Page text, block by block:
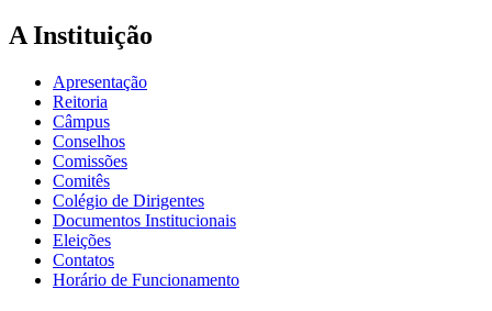
A Instituição
Apresentação
Reitoria
Câmpus
Conselhos
Comissões
Comitês
Colégio de Dirigentes
Documentos Institucionais
Eleições
Contatos
Horário de Funcionamento